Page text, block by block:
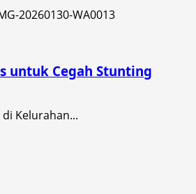
untuk Cegah Stunting
Kelurahan...